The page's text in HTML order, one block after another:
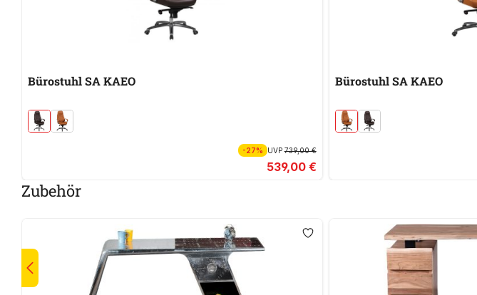
Bürostuhl SA KAEO
-27% UVP739,00 €
539,00 €
Bürostuhl SA KAEO
Zubehör